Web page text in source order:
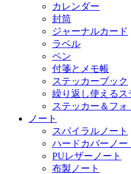
カレンダー
封筒
ジャーナルカード
ラベル
ペン
付箋とメモ帳
ステッカーブック
繰り返し使えるス
ステッカー＆フォ
ノート
スパイラルノート
ハードカバーノー
PUレザーノート
布製ノート